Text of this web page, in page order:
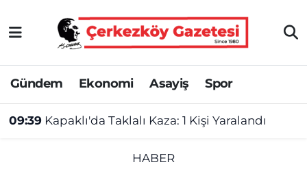
Gündem Ekonomi Asayiş Spor
09:39 Kapaklı'da Taklalı Kaza: 1 Kişi Yaralandı
HABER
Asayiş
Ekonomi
Gündem
Tekirdağ Nöbetçi Eczaneler
Tekirdağ Hava Durumu
Tekirdağ Namaz Vakitleri
Tekirdağ Trafik Yoğunluk Haritası